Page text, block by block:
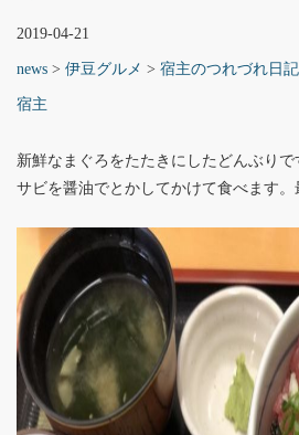
2019-04-21
news > 伊豆グルメ > 宿主のつれづれ日記
宿主
新鮮なまぐろをたたきにしたどんぶり
サビを醤油でとかしてかけて食べます。